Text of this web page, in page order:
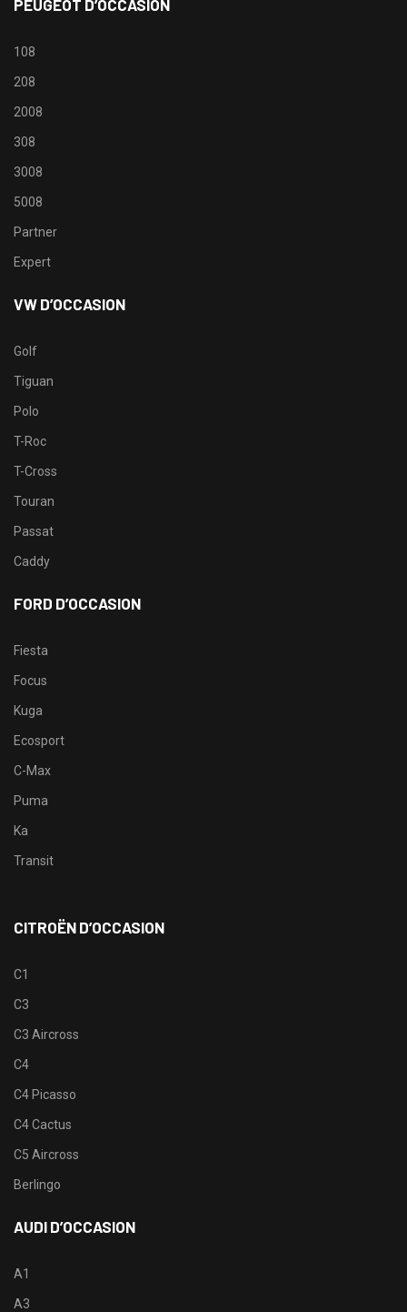
PEUGEOT D’OCCASION
108
208
2008
308
3008
5008
Partner
Expert
VW D’OCCASION
Golf
Tiguan
Polo
T-Roc
T-Cross
Touran
Passat
Caddy
FORD D’OCCASION
Fiesta
Focus
Kuga
Ecosport
C-Max
Puma
Ka
Transit
CITROËN D’OCCASION
C1
C3
C3 Aircross
C4
C4 Picasso
C4 Cactus
C5 Aircross
Berlingo
AUDI D’OCCASION
A1
A3